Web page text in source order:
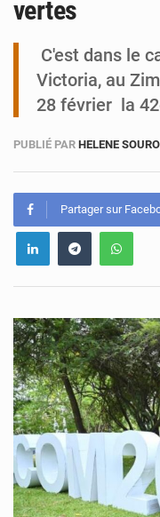
vertes
C'est dans le
Victoria, au
28 février la
PUBLIÉ PAR HELENE
Partager sur